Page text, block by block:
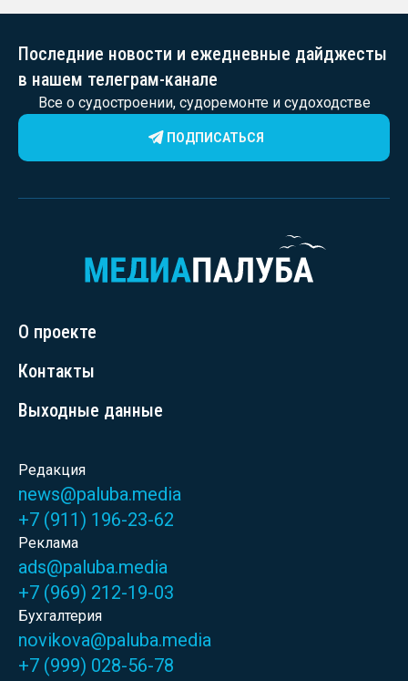
Последние новости и ежедневные дайджесты
в нашем телеграм-канале
Все о судостроении, судоремонте и судоходстве
ПОДПИСАТЬСЯ
О проекте
Контакты
Выходные данные
Редакция
news@paluba.media
+7 (911) 196-23-62
Реклама
ads@paluba.media
+7 (969) 212-19-03
Бухгалтерия
novikova@paluba.media
+7 (999) 028-56-78